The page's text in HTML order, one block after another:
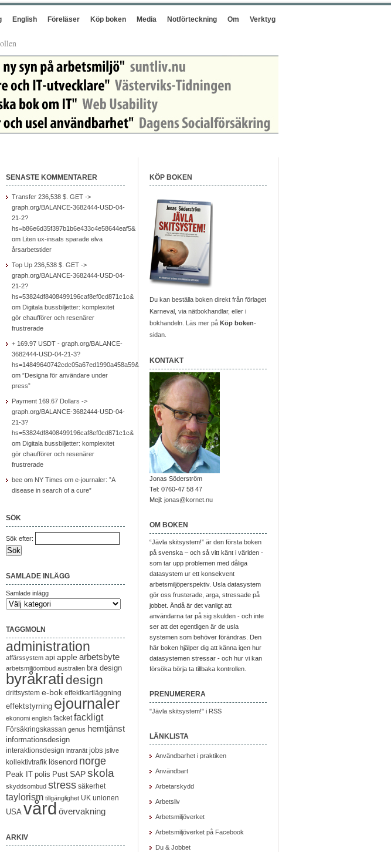
English Föreläser Köp boken Media Notförteckning Om Verktyg
SENASTE KOMMENTARER
Transfer 236,538 $. GET ->
graph.org/BALANCE-3682444-USD-04-
21-2?
hs=b86e6d35f397b1b6e433c4e58644eaf5&
om Liten ux-insats sparade elva
årsarbetstider
Top Up 236,538 $. GET ->
graph.org/BALANCE-3682444-USD-04-
21-2?
hs=53824df8408499196caf8ef0cd871c1c&
om Digitala bussbiljetter: komplexitet
gör chaufförer och resenärer
frustrerade
+ 169.97 USDT - graph.org/BALANCE-
3682444-USD-04-21-3?
hs=14849640742cdc05a67ed1990a458a59&
om ”Designa för användare under
press”
Payment 169.67 Dollars ->
graph.org/BALANCE-3682444-USD-04-
21-3?
hs=53824df8408499196caf8ef0cd871c1c&
om Digitala bussbiljetter: komplexitet
gör chaufförer och resenärer
frustrerade
bee om NY Times om e-journaler: ”A
disease in search of a cure”
SÖK
Sök efter:
SAMLADE INLÄGG
Samlade inlägg
TAGGMOLN
administration
affärssystem api apple arbetsbyte
arbetsmiljöombud australien bra design
byråkrati design
drittsystem e-bok effektkartläggning
effektstyrning ejournaler
ekonomi english facket fackligt
Försäkringskassan genus hemtjänst
informationsdesign
interaktionsdesign intranät jobs jslive
kollektivtrafik lösenord norge
Peak IT polis Pust SAPskola
skyddsombud stress säkerhet
taylorism tillgänglighet UK unionen
USA vård övervakning
ARKIV
KÖP BOKEN
Du kan beställa boken direkt från förlaget
Karneval, via nätbokhandlar, eller i
bokhandeln. Läs mer på Köp boken-
sidan.
KONTAKT
Jonas Söderström
Tel: 0760-47 58 47
Mejl: jonas@kornet.nu
OM BOKEN
“Jävla skitsystem!” är den första boken
på svenska – och så vitt känt i världen -
som tar upp problemen med dåliga
datasystem ur ett konsekvent
arbetsmiljöperspektiv. Usla datasystem
gör oss frusterade, arga, stressade på
jobbet. Ändå är det vanligt att
användarna tar på sig skulden - och inte
ser att det egentligen är de usla
systemen som behöver förändras. Den
här boken hjälper dig att känna igen hur
datasystemen stressar - och hur vi kan
försöka börja ta tillbaka kontrollen.
PRENUMERERA
"Jävla skitsystem!" i RSS
LÄNKLISTA
Användbarhet i praktiken
Användbart
Arbetarskydd
Arbetsliv
Arbetsmiljöverket
Arbetsmiljöverket på Facebook
Du & Jobbet